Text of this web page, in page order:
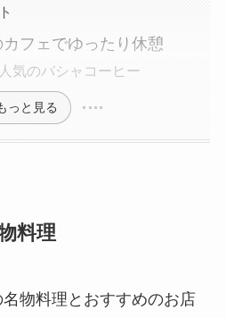
フェでゆったり休憩
気のバシャコーヒー
っと見る
料理
物料理とおすすめのお店